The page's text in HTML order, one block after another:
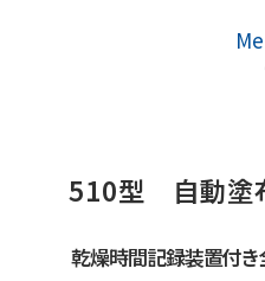
スの強み
取扱品目
510型 自動塗
乾燥時間記録装置付